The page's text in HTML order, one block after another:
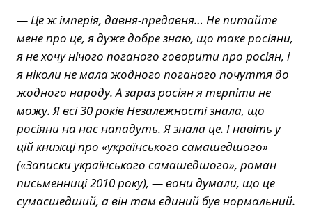
— Це ж імперія, давня-предавня… Не питайте
мене про це, я дуже добре знаю, що таке росіяни,
я не хочу нічого поганого говорити про росіян, і
я ніколи не мала жодного поганого почуття до
жодного народу. А зараз росіян я терпіти не
можу. Я всі 30 років Незалежності знала, що
росіяни на нас нападуть. Я знала це. І навіть у
цій книжці про «українського самашедшого»
(«Записки українського самашедшого», роман
письменниці 2010 року), — вони думали, що це
сумасшедший, а він там єдиний був нормальний.